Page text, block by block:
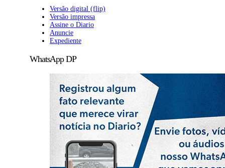
Versão digital (flip)
Versão impressa
Assine o Diario
Anuncie
Expediente
WhatsApp DP